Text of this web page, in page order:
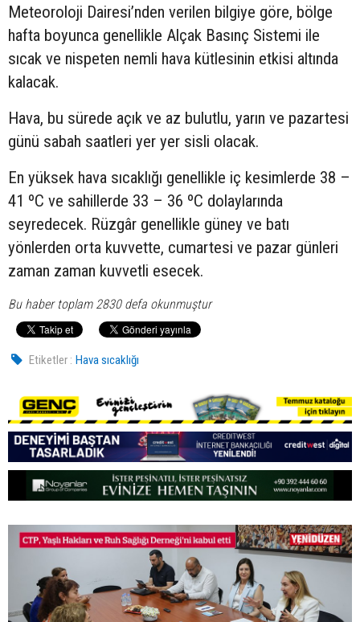
Meteoroloji Dairesi’nden verilen bilgiye göre, bölge
hafta boyunca genellikle Alçak Basınç Sistemi ile
sıcak ve nispeten nemli hava kütlesinin etkisi altında
kalacak.
Hava, bu sürede açık ve az bulutlu, yarın ve pazartesi
günü sabah saatleri yer yer sisli olacak.
En yüksek hava sıcaklığı genellikle iç kesimlerde 38 –
41 ºC ve sahillerde 33 – 36 ºC dolaylarında
seyredecek. Rüzgâr genellikle güney ve batı
yönlerden orta kuvvette, cumartesi ve pazar günleri
zaman zaman kuvvetli esecek.
Bu haber toplam 2830 defa okunmuştur
Etiketler : Hava sıcaklığı